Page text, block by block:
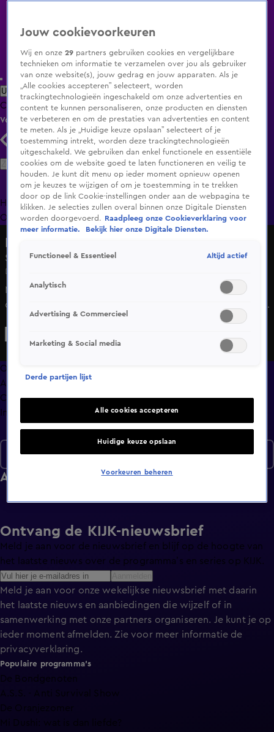
Uitzending Gemist Populaire programma's Zenders Genres
ClipsFilmsRadioSmart TV inlogShop
Volg KIJK
Zoeken
HomeUitzending Gemist Programma's De Bondgenoten
OranjezomerLivestreamsShop
Seizoen 2, aflevering 4
Do 26 feb, 15:00
Mark Schaaf en Dylan Boet geven flink gas en bespreken
de prijzige en snelle auto’s van sporters. Van glimmende
gouden wraps tot de heftige crashes aan toe.
Overzicht
Afleveringen
Clips
Info
Afleveringen
Seizoen 2
Ontvang de KIJK-nieuwsbrief
Meld je aan voor de nieuwsbrief en blijf op de hoogte van
het laatste nieuws over de programma’s en series op KIJK.
Meld je aan voor onze wekelijkse nieuwsbrief met daarin
het laatste nieuws en aanbiedingen die wijzelf of in
samenwerking met onze partners organiseren. Je kunt je op
ieder moment afmelden. Zie voor meer informatie de
privacyverklaring.
Populaire programma's
De Bondgenoten
A.S.S. - Anti Survival Show
De Oranjezomer
Mi Dushi: wat is dan liefde?
Jouw cookievoorkeuren
Wij en onze29 partners gebruiken cookies en vergelijkbare
technieken om informatie te verzamelen over jou als gebruiker
van onze website(s), jouw gedrag en jouw apparaten. Als je
„Alle cookies accepteren” selecteert, worden
trackingtechnologieën ingeschakeld om onze advertenties en
content te kunnen personaliseren, onze producten en diensten
te verbeteren en om de prestaties van advertenties en content
te meten. Als je „Huidige keuze opslaan” selecteert of je
toestemming intrekt, worden deze trackingtechnologieën
uitgeschakeld. We gebruiken dan enkel functionele en essentiële
cookies om de website goed te laten functioneren en veilig te
houden. Je kunt dit menu op ieder moment opnieuw openen
om je keuzes te wijzigen of om je toestemming in te trekken
door op de link Cookie-instellingen onder aan de webpagina te
klikken. Je selecties zullen overal binnen onze Digitale Diensten
worden doorgevoerd.
Raadpleeg onze Cookieverklaring voor
meer informatie.
Bekijk hier onze Digitale Diensten.
Functioneel & Essentieel Altijd actief
Analytisch
Advertising & Commercieel
Marketing & Social media
Derde partijen lijst
Alle cookies accepteren
Huidige keuze opslaan
Voorkeuren beheren